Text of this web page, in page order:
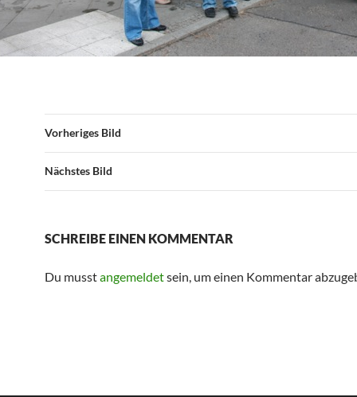
Vorheriges Bild
Nächstes Bild
SCHREIBE EINEN KOMMENTAR
Du musstangemeldetsein, um einen Kommentar